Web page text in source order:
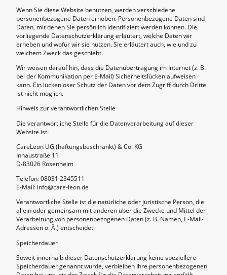
Wenn Sie diese Website benutzen, werden verschiedene
personenbezogene Daten erhoben. Personenbezogene Daten sind
Daten, mit denen Sie persönlich identifiziert werden können. Die
vorliegende Datenschutzerklärung erläutert, welche Daten wir
erheben und wofür wir sie nutzen. Sie erläutert auch, wie und zu
welchem Zweck das geschieht.
Wir weisen darauf hin, dass die Datenübertragung im Internet (z. B.
bei der Kommunikation per E-Mail) Sicherheitslücken aufweisen
kann. Ein lückenloser Schutz der Daten vor dem Zugriff durch Dritte
ist nicht möglich.
Hinweis zur verantwortlichen Stelle
Die verantwortliche Stelle für die Datenverarbeitung auf dieser
Website ist:
CareLeon UG (haftungsbeschränkt) & Co. KG
Innaustraße 11
D-83026 Rosenheim
Telefon: 08031 2345511
E-Mail: info@care-leon.de
Verantwortliche Stelle ist die natürliche oder juristische Person, die
allein oder gemeinsam mit anderen über die Zwecke und Mittel der
Verarbeitung von personenbezogenen Daten (z. B. Namen, E-Mail-
Adressen o. Ä.) entscheidet.
Speicherdauer
Soweit innerhalb dieser Datenschutzerklärung keine speziellere
Speicherdauer genannt wurde, verbleiben Ihre personenbezogenen